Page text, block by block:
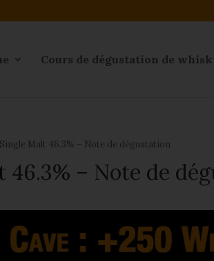
Cours de dégustation de
Malt 46.3% – Note de dégustation
46.3% – Note de